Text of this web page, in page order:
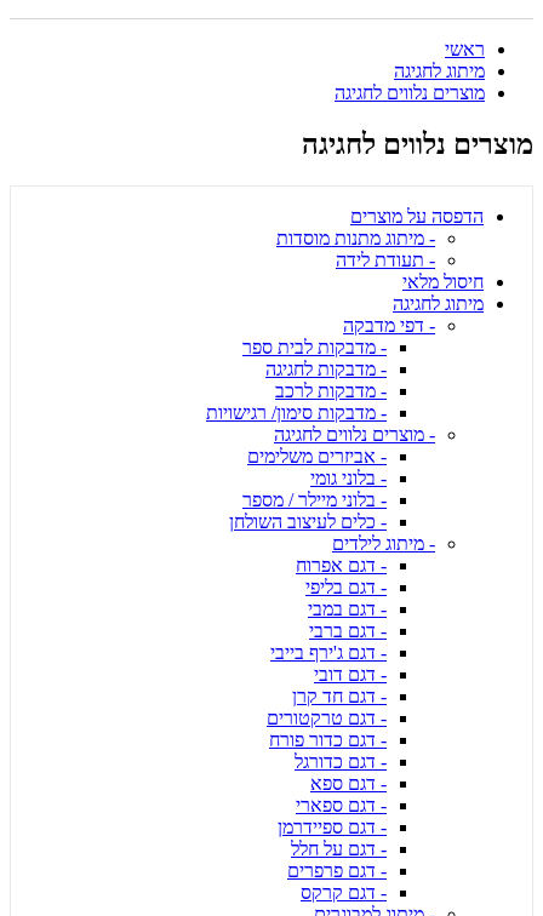
ראשי
מיתוג לחגיגה
מוצרים נלווים לחגיגה
מוצרים נלווים לחגיגה
הדפסה על מוצרים
- מיתוג מתנות מוסדות
- תעודת לידה
חיסול מלאי
מיתוג לחגיגה
- דפי מדבקה
- מדבקות לבית ספר
- מדבקות לחגיגה
- מדבקות לרכב
- מדבקות סימון/ רגישויות
- מוצרים נלווים לחגיגה
- אביזרים משלימים
- בלוני גומי
- בלוני מיילר / מספר
- כלים לעיצוב השולחן
- מיתוג לילדים
- דגם אפרוח
- דגם בליפי
- דגם במבי
- דגם ברבי
- דגם ג'ירף בייבי
- דגם דובי
- דגם חד קרן
- דגם טרקטורים
- דגם כדור פורח
- דגם כדורגל
- דגם ספא
- דגם ספארי
- דגם ספיידרמן
- דגם על חלל
- דגם פרפרים
- דגם קרקס